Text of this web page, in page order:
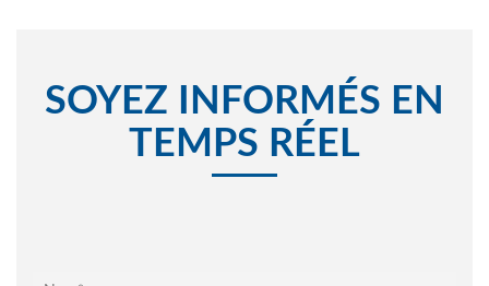
SOYEZ INFORMÉS EN
TEMPS RÉEL